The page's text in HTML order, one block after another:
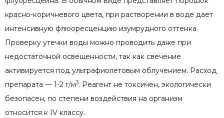
красно-коричневого цвета, при растворении в воде дает
интенсивную флюоресценцию изумрудного оттенка.
Проверку утечки воды можно проводить даже при
недостаточной освещенности, так как свечение
активируется под ультрафиолетовым облучением. Расход
препарата — 1-2 г/м3. Реагент не токсичен, экологически
безопасен, по степени воздействия на организм
относится к IV классу.